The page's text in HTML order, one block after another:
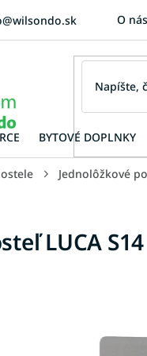
O nás
BYTOVÉ DOPLNKY
Jednolôžkové
LUCA